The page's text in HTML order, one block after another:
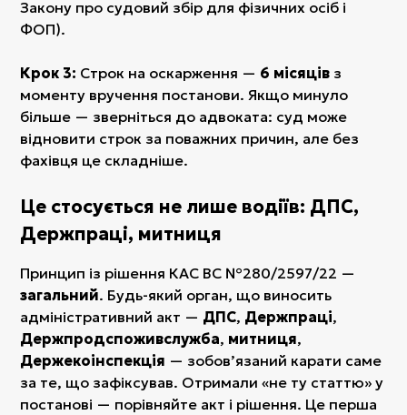
Закону про судовий збір для фізичних осіб і
ФОП).
Крок 3: Строк на оскарження — 6 місяців з
моменту вручення постанови. Якщо минуло
більше — зверніться до адвоката: суд може
відновити строк за поважних причин, але без
фахівця це складніше.
Це стосується не лише водіїв: ДПС,
Держпраці, митниця
Принцип із рішення КАС ВС №280/2597/22 —
загальний. Будь-який орган, що виносить
адміністративний акт — ДПС, Держпраці,
Держпродспоживслужба, митниця,
Держекоінспекція — зобов’язаний карати саме
за те, що зафіксував. Отримали «не ту статтю» у
постанові — порівняйте акт і рішення. Це перша